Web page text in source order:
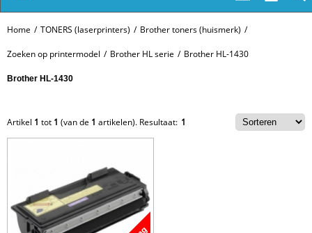
Home / TONERS (laserprinters) / Brother toners (huismerk) /
Zoeken op printermodel / Brother HL serie / Brother HL-1430
Brother HL-1430
Artikel 1 tot 1 (van de 1 artikelen). Resultaat: 1